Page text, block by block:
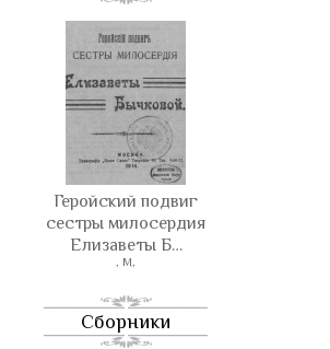
Геройский подвиг
сестры милосердия
Елизаветы Б…
, М,
Сборники